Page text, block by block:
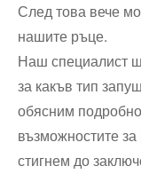
След това вече
нашите ръце.
Наш специалист
за какъв тип
обясним
възможностите
стигнем до